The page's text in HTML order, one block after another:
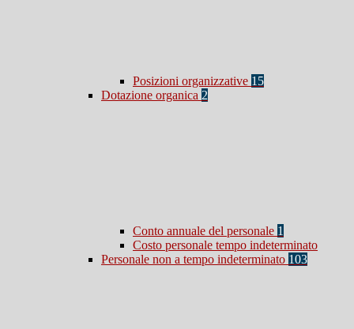
Posizioni organizzative 15
Dotazione organica 2
Conto annuale del personale 1
Costo personale tempo indeterminato
Personale non a tempo indeterminato 103